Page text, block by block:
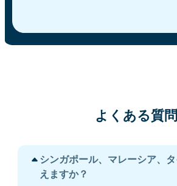
よくある質問
シンガポール、マレーシア、
えますか？